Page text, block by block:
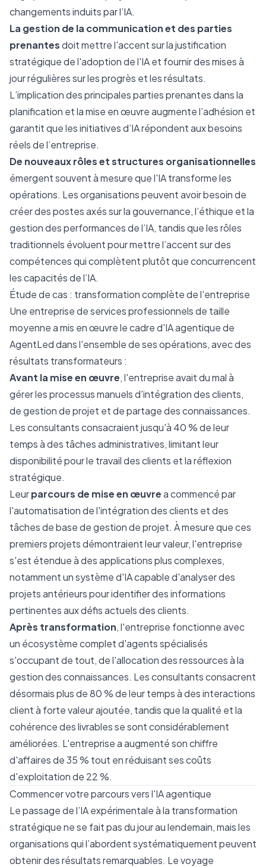
changements induits par l’IA.
La gestion de la communication et des parties
prenantesdoit mettre l'accent sur la justification
stratégique de l'adoption de l'IA et fournir des mises à
jour régulières sur les progrès et les résultats.
L’implication des principales parties prenantes dans la
planification et la mise en œuvre augmente l’adhésion et
garantit que les initiatives d’IA répondent aux besoins
réels de l’entreprise.
De nouveaux rôles et structures organisationnelles
émergent souvent à mesure que l'IA transforme les
opérations. Les organisations peuvent avoir besoin de
créer des postes axés sur la gouvernance, l’éthique et la
gestion des performances de l’IA, tandis que les rôles
traditionnels évoluent pour mettre l’accent sur des
compétences qui complètent plutôt que concurrencent
les capacités de l’IA.
Étude de cas : transformation complète de l'entreprise
Une entreprise de services professionnels de taille
moyenne a mis en œuvre le cadre d'IA agentique de
AgentLed dans l'ensemble de ses opérations, avec des
résultats transformateurs :
Avant la mise en œuvre, l'entreprise avait du mal à
gérer les processus manuels d'intégration des clients,
de gestion de projet et de partage des connaissances.
Les consultants consacraient jusqu'à 40 % de leur
temps à des tâches administratives, limitant leur
disponibilité pour le travail des clients et la réflexion
stratégique.
Leurparcours de mise en œuvrea commencé par
l'automatisation de l'intégration des clients et des
tâches de base de gestion de projet. À mesure que ces
premiers projets démontraient leur valeur, l'entreprise
s'est étendue à des applications plus complexes,
notamment un système d'IA capable d'analyser des
projets antérieurs pour identifier des informations
pertinentes aux défis actuels des clients.
Après transformation, l'entreprise fonctionne avec
un écosystème complet d'agents spécialisés
s'occupant de tout, de l'allocation des ressources à la
gestion des connaissances. Les consultants consacrent
désormais plus de 80 % de leur temps à des interactions
client à forte valeur ajoutée, tandis que la qualité et la
cohérence des livrables se sont considérablement
améliorées. L'entreprise a augmenté son chiffre
d'affaires de 35 % tout en réduisant ses coûts
d'exploitation de 22 %.
Commencer votre parcours vers l'IA agentique
Le passage de l’IA expérimentale à la transformation
stratégique ne se fait pas du jour au lendemain, mais les
organisations qui l’abordent systématiquement peuvent
obtenir des résultats remarquables. Le voyage